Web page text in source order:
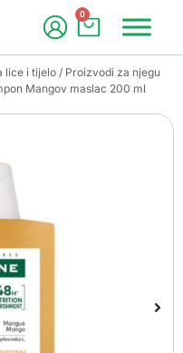
0
lice i tijelo / Proizvodi za njegu
Mangov maslac 200 ml